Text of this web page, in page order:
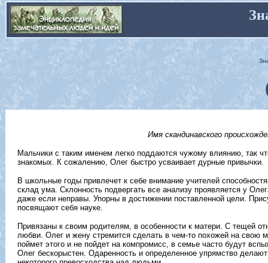
Имя скандинавского
Мальчики с таким именем легко поддаются чужому влиянию, так
знакомых. К сожалению, Олег быстро усваивает дурные привычки.
В школьные годы привлечет к себе внимание учителей
склад ума. Склонность подвергать все анализу проявляется у
даже если неправы. Упорны в достижении поставленной цели.
посвящают себя науке.
Привязаны к своим родителям, в особенности к матери. С тещей
любви. Олег и жену стремится сделать в чем-то похожей на свою
поймет этого и не пойдет на компромисс, в семье часто будут
Олег бескорыстен. Одаренность и определенное упрямство